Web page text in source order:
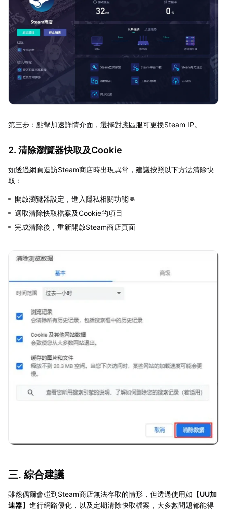
第三步：點擊加速詳情介面，選擇對應區服可更換Steam IP。
2. 清除瀏覽器快取及Cookie
如透過網頁造訪Steam商店時出現異常，建議按照以下方法清除快
取：
開啟瀏覽器設定，進入隱私相關功能區
選取清除快取檔案及Cookie的項目
完成清除後，重新開啟Steam商店頁面
三. 綜合建議
雖然偶爾會碰到Steam商店無法存取的情形，但透過使用如【UU加
速器】進行網路優化，以及定期清除快取檔案，大多數問題都能得